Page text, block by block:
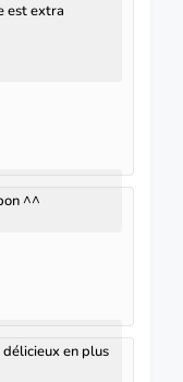
est extra
^^
en plus